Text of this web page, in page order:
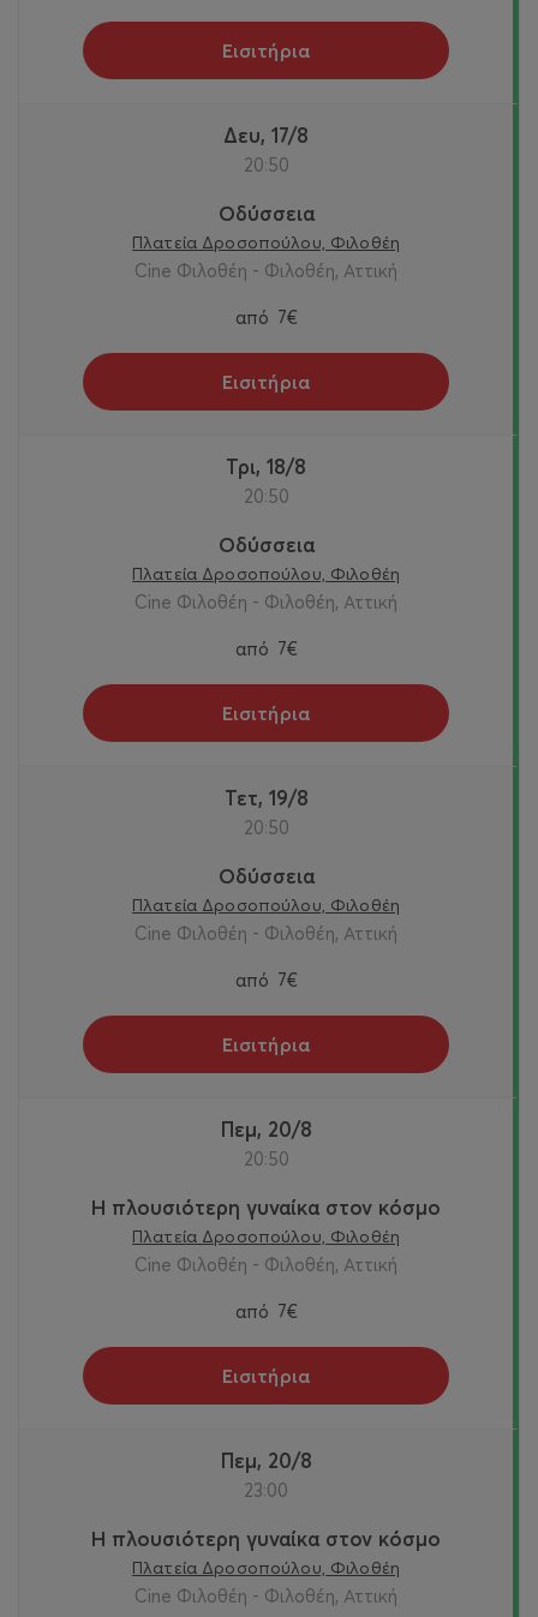
Εισιτήρια
Δευ, 17/8
20:50
Οδύσσεια
Πλατεία Δροσοπούλου, Φιλοθέη
Cine Φιλοθέη - Φιλοθέη, Αττική
από 7€
Εισιτήρια
Τρι, 18/8
20:50
Οδύσσεια
Πλατεία Δροσοπούλου, Φιλοθέη
Cine Φιλοθέη - Φιλοθέη, Αττική
από 7€
Εισιτήρια
Τετ, 19/8
20:50
Οδύσσεια
Πλατεία Δροσοπούλου, Φιλοθέη
Cine Φιλοθέη - Φιλοθέη, Αττική
από 7€
Εισιτήρια
Πεμ, 20/8
20:50
Η πλουσιότερη γυναίκα στον κόσμο
Πλατεία Δροσοπούλου, Φιλοθέη
Cine Φιλοθέη - Φιλοθέη, Αττική
από 7€
Εισιτήρια
Πεμ, 20/8
23:00
Η πλουσιότερη γυναίκα στον κόσμο
Πλατεία Δροσοπούλου, Φιλοθέη
Cine Φιλοθέη - Φιλοθέη, Αττική